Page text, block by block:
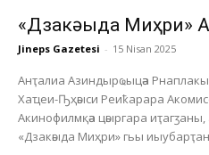
«Дзакәыда Миҳри»
Jineps Gazetesi - 15 Nisan 2025
Анҭалиа Азиндырҩыцәа Рнаплакы,
Хаҵеи-Ҧҳәыси Реиҟарара
Акинофилмқәа цәыргара
«Дзакәыда Миҳри» гьы